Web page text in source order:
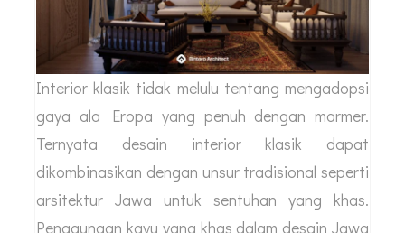
Interior klasik tidak melulu tentang mengadopsi
gaya ala Eropa yang penuh dengan marmer.
Ternyata desain interior klasik dapat
dikombinasikan dengan unsur tradisional seperti
arsitektur Jawa untuk sentuhan yang khas.
Penggunaan kayu yang khas dalam desain Jawa